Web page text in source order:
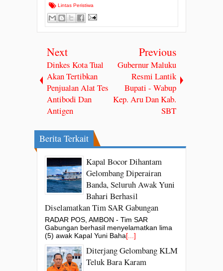
Lintas Peristiwa
Next
Dinkes Kota Tual
Akan Tertibkan
Penjualan Alat Tes
Antibodi Dan
Antigen
Previous
Gubernur Maluku
Resmi Lantik
Bupati - Wabup
Kep. Aru Dan Kab.
SBT
Berita Terkait
Kapal Bocor Dihantam
Gelombang Diperairan
Banda, Seluruh Awak Yuni
Bahari Berhasil
Diselamatkan Tim SAR Gabungan
RADAR POS, AMBON - Tim SAR
Gabungan berhasil menyelamatkan lima
(5) awak Kapal Yuni Baha[...]
Diterjang Gelombang KLM
Teluk Bara Karam